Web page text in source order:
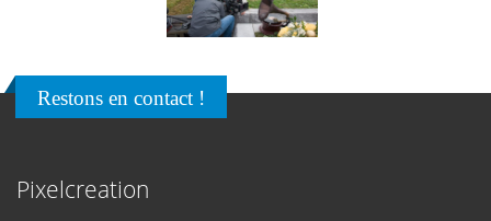
Restons en contact !
Pixelcreation